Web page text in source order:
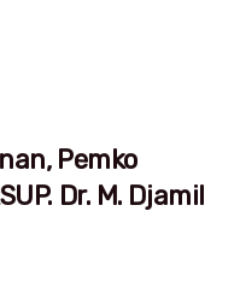
Pemko
Dr. M. Djamil